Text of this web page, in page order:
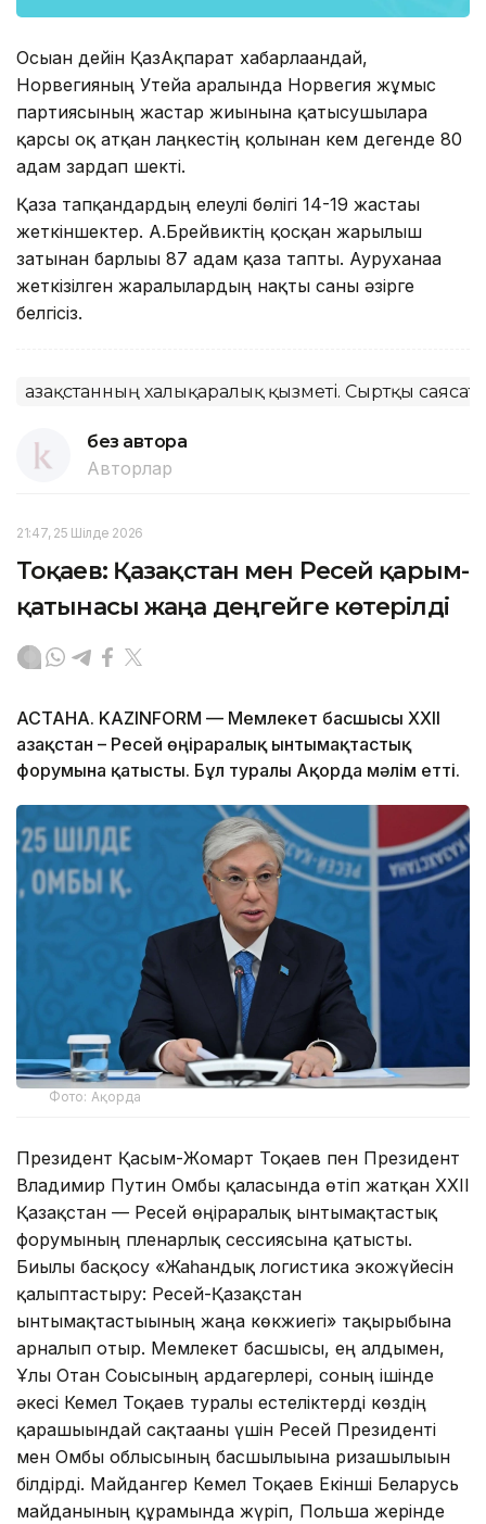
Осыған дейін ҚазАқпарат хабарлағандай,
Норвегияның Утейа аралында Норвегия жұмыс
партиясының жастар жиынына қатысушыларға
қарсы оқ атқан лаңкестің қолынан кем дегенде 80
адам зардап шекті.
Қаза тапқандардың елеулі бөлігі 14-19 жастағы
жеткіншектер. А.Брейвиктің қосқан жарылғыш
затынан барлығы 87 адам қаза тапты. Ауруханаға
жеткізілген жаралылардың нақты саны әзірге
белгісіз.
Қазақстанның халықаралық қызметі. Сыртқы саясат
без автора
Авторлар
21:47, 25 Шілде 2026
Тоқаев: Қазақстан мен Ресей қарым-
қатынасы жаңа деңгейге көтерілді
АСТАНА. KAZINFORM — Мемлекет басшысы XXII
Қазақстан – Ресей өңіраралық ынтымақтастық
форумына қатысты. Бұл туралы Ақорда мәлім етті.
Фото: Ақорда
Президент Қасым-Жомарт Тоқаев пен Президент
Владимир Путин Омбы қаласында өтіп жатқан XXII
Қазақстан — Ресей өңіраралық ынтымақтастық
форумының пленарлық сессиясына қатысты.
Биылғы басқосу «Жаһандық логистика экожүйесін
қалыптастыру: Ресей-Қазақстан
ынтымақтастығының жаңа көкжиегі» тақырыбына
арналып отыр. Мемлекет басшысы, ең алдымен,
Ұлы Отан Соғысының ардагерлері, соның ішінде
әкесі Кемел Тоқаев туралы естеліктерді көздің
қарашығындай сақтағаны үшін Ресей Президенті
мен Омбы облысының басшылығына ризашылығын
білдірді. Майдангер Кемел Тоқаев Екінші Беларусь
майданының құрамында жүріп, Польша жерінде